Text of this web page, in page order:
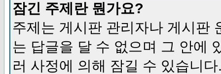
잠긴 주제란 뭔가요?
주제는 게시판 관리자나 게시판
는 답글을 달 수 없으며 그 안에
러 사정에 의해 잠길 수 있습니다